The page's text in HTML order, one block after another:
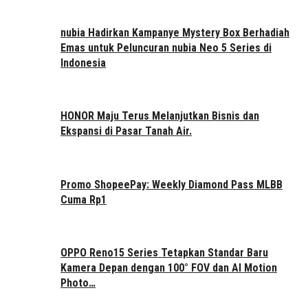
nubia Hadirkan Kampanye Mystery Box Berhadiah
Emas untuk Peluncuran nubia Neo 5 Series di
Indonesia
HONOR Maju Terus Melanjutkan Bisnis dan
Ekspansi di Pasar Tanah Air.
Promo ShopeePay: Weekly Diamond Pass MLBB
Cuma Rp1
OPPO Reno15 Series Tetapkan Standar Baru
Kamera Depan dengan 100° FOV dan AI Motion
Photo…